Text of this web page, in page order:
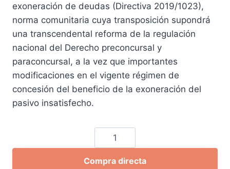
exoneración de deudas (Directiva 2019/1023),
norma comunitaria cuya transposición supondrá
una transcendental reforma de la regulación
nacional del Derecho preconcursal y
paraconcursal, a la vez que importantes
modificaciones en el vigente régimen de
concesión del beneficio de la exoneración del
pasivo insatisfecho.
Insolvencia
del
deudor
Compra directa